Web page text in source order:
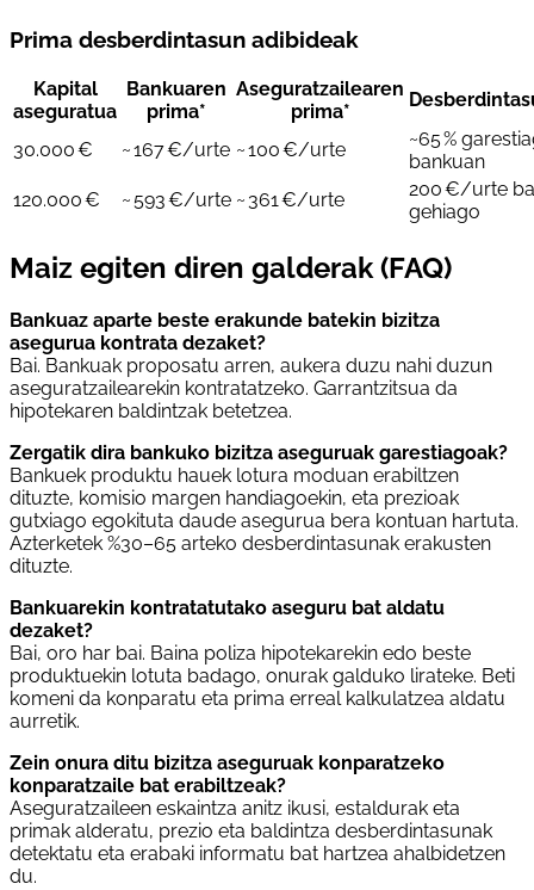
Prima desberdintasun adibideak
Kapital
aseguratua
Bankuaren
prima*
Aseguratzailearen
prima*
30.000 € ~ 167 €/urte ~ 100 €/urte
~65 %
bankuan
120.000 €
~ 593 €/urte ~ 361 €/urte
200 €/urte
gehiago
Maiz egiten diren galderak (FAQ)
Bankuaz aparte beste erakunde batekin bizitza
asegurua kontrata dezaket?
Bai. Bankuak proposatu arren, aukera duzu nahi duzun
aseguratzailearekin kontratatzeko. Garrantzitsua da
hipotekaren baldintzak betetzea.
Zergatik dira bankuko bizitza aseguruak garestiagoak?
Bankuek produktu hauek lotura moduan erabiltzen
dituzte, komisio margen handiagoekin, eta prezioak
gutxiago egokituta daude asegurua bera kontuan hartuta.
Azterketek %30–65 arteko desberdintasunak erakusten
dituzte.
Bankuarekin kontratatutako aseguru bat aldatu
dezaket?
Bai, oro har bai. Baina poliza hipotekarekin edo beste
produktuekin lotuta badago, onurak galduko lirateke. Beti
komeni da konparatu eta prima erreal kalkulatzea aldatu
aurretik.
Zein onura ditu bizitza aseguruak konparatzeko
konparatzaile bat erabiltzeak?
Aseguratzaileen eskaintza anitz ikusi, estaldurak eta
primak alderatu, prezio eta baldintza desberdintasunak
detektatu eta erabaki informatu bat hartzea ahalbidetzen
du.